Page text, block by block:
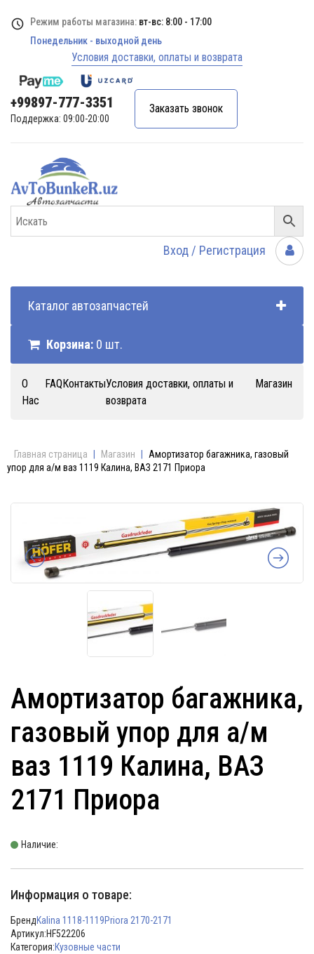
Режим работы магазина: вт-вс: 8:00 - 17:00
Понедельник - выходной день
Условия доставки, оплаты и возврата
+99897-777-3351
Поддержка: 09:00-20:00
Заказать звонок
Вход / Регистрация
Каталог автозапчастей
Корзина: 0 шт.
О
Нас
FAQКонтактыУсловия доставки, оплаты и
возврата
Магазин
Главная страница Магазин
Амортизатор багажника, газовый
упор для а/м ваз 1119 Калина, ВАЗ 2171 Приора
Амортизатор багажника,
газовый упор для а/м
ваз 1119 Калина, ВАЗ
2171 Приора
Наличие:
Информация о товаре:
БрендKalina 1118-1119Priora 2170-2171
Артикул:HF522206
Категория:Кузовные части